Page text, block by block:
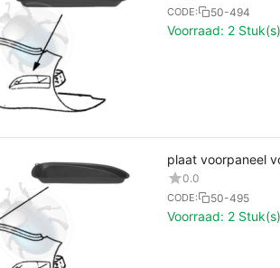
CODE: 50-494
Voorraad: 2 Stuk(s)
plaat voorpaneel
0.0
CODE: 50-495
Voorraad: 2 Stuk(s)